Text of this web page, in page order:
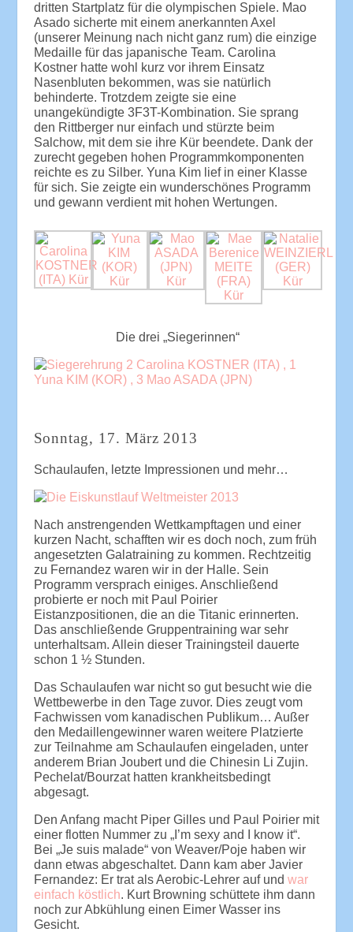
dritten Startplatz für die olympischen Spiele. Mao
Asado sicherte mit einem anerkannten Axel
(unserer Meinung nach nicht ganz rum) die einzige
Medaille für das japanische Team. Carolina
Kostner hatte wohl kurz vor ihrem Einsatz
Nasenbluten bekommen, was sie natürlich
behinderte. Trotzdem zeigte sie eine
unangekündigte 3F3T-Kombination. Sie sprang
den Rittberger nur einfach und stürzte beim
Salchow, mit dem sie ihre Kür beendete. Dank der
zurecht gegeben hohen Programmkomponenten
reichte es zu Silber. Yuna Kim lief in einer Klasse
für sich. Sie zeigte ein wunderschönes Programm
und gewann verdient mit hohen Wertungen.
Die drei „Siegerinnen“
Sonntag, 17. März 2013
Schaulaufen, letzte Impressionen und mehr…
Nach anstrengenden Wettkampftagen und einer
kurzen Nacht, schafften wir es doch noch, zum früh
angesetzten Galatraining zu kommen. Rechtzeitig
zu Fernandez waren wir in der Halle. Sein
Programm versprach einiges. Anschließend
probierte er noch mit Paul Poirier
Eistanzpositionen, die an die Titanic erinnerten.
Das anschließende Gruppentraining war sehr
unterhaltsam. Allein dieser Trainingsteil dauerte
schon 1 ½ Stunden.
Das Schaulaufen war nicht so gut besucht wie die
Wettbewerbe in den Tage zuvor. Dies zeugt vom
Fachwissen vom kanadischen Publikum… Außer
den Medaillengewinner waren weitere Platzierte
zur Teilnahme am Schaulaufen eingeladen, unter
anderem Brian Joubert und die Chinesin Li Zujin.
Pechelat/Bourzat hatten krankheitsbedingt
abgesagt.
Den Anfang macht Piper Gilles und Paul Poirier mit
einer flotten Nummer zu „I’m sexy and I know it“.
Bei „Je suis malade“ von Weaver/Poje haben wir
dann etwas abgeschaltet. Dann kam aber Javier
Fernandez: Er trat als Aerobic-Lehrer auf und war
einfach köstlich. Kurt Browning schüttete ihm dann
noch zur Abkühlung einen Eimer Wasser ins
Gesicht.